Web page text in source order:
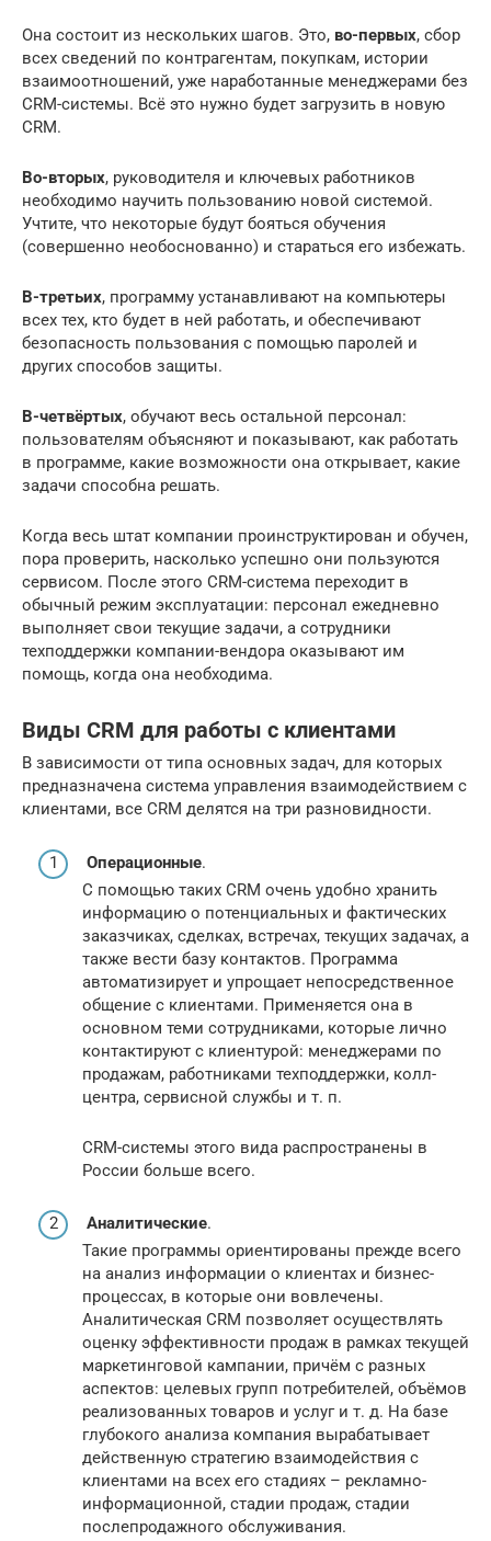
Она состоит из нескольких шагов. Это, во-первых, сбор
всех сведений по контрагентам, покупкам, истории
взаимоотношений, уже наработанные менеджерами без
CRM-системы. Всё это нужно будет загрузить в новую
CRM.
Во-вторых, руководителя и ключевых работников
необходимо научить пользованию новой системой.
Учтите, что некоторые будут бояться обучения
(совершенно необоснованно) и стараться его избежать.
В-третьих, программу устанавливают на компьютеры
всех тех, кто будет в ней работать, и обеспечивают
безопасность пользования с помощью паролей и
других способов защиты.
В-четвёртых, обучают весь остальной персонал:
пользователям объясняют и показывают, как работать
в программе, какие возможности она открывает, какие
задачи способна решать.
Когда весь штат компании проинструктирован и обучен,
пора проверить, насколько успешно они пользуются
сервисом. После этого CRM-система переходит в
обычный режим эксплуатации: персонал ежедневно
выполняет свои текущие задачи, а сотрудники
техподдержки компании-вендора оказывают им
помощь, когда она необходима.
Виды CRM для работы с клиентами
В зависимости от типа основных задач, для которых
предназначена система управления взаимодействием с
клиентами, все CRM делятся на три разновидности.
Операционные.
С помощью таких CRM очень удобно хранить
информацию о потенциальных и фактических
заказчиках, сделках, встречах, текущих задачах, а
также вести базу контактов. Программа
автоматизирует и упрощает непосредственное
общение с клиентами. Применяется она в
основном теми сотрудниками, которые лично
контактируют с клиентурой: менеджерами по
продажам, работниками техподдержки, колл-
центра, сервисной службы и т. п.
CRM-системы этого вида распространены в
России больше всего.
Аналитические.
Такие программы ориентированы прежде всего
на анализ информации о клиентах и бизнес-
процессах, в которые они вовлечены.
Аналитическая CRM позволяет осуществлять
оценку эффективности продаж в рамках текущей
маркетинговой кампании, причём с разных
аспектов: целевых групп потребителей, объёмов
реализованных товаров и услуг и т. д. На базе
глубокого анализа компания вырабатывает
действенную стратегию взаимодействия с
клиентами на всех его стадиях – рекламно-
информационной, стадии продаж, стадии
послепродажного обслуживания.